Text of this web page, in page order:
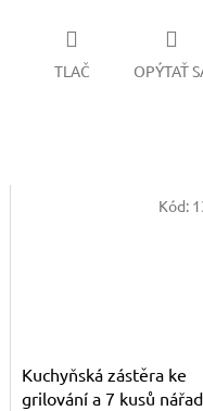
TLAČ OPÝTAŤ
Kuchyňská zástěra ke
grilování a 7 kusů
Kód: